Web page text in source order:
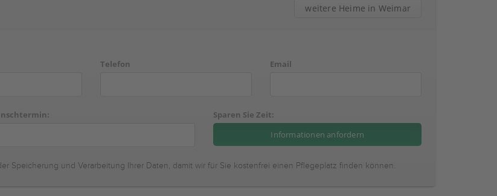
weitere Heime in Weimar
Telefon Email
Sparen Sie Zeit:
Speicherung und Verarbeitung Ihrer Daten, damit wir für Sie kostenfrei einen Pflegeplatz finden können.